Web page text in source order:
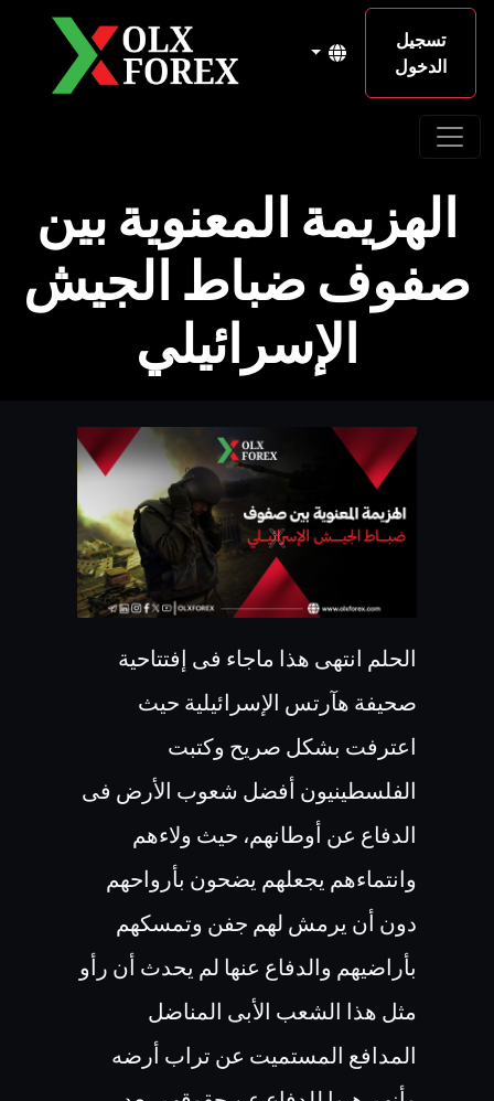
تسجيل
الدخول
الهزيمة المعنوية بين
صفوف ضباط الجيش
الإسرائيلي
الحلم انتهى هذا ماجاء فى إفتتاحية
صحيفة هآرتس الإسرائيلية حيث
اعترفت بشكل صريح وكتبت
الفلسطينيون أفضل شعوب الأرض فى
الدفاع عن أوطانهم، حيث ولاءهم
وانتماءهم يجعلهم يضحون بأرواحهم
دون أن يرمش لهم جفن وتمسكهم
بأراضيهم والدفاع عنها لم يحدث أن رأو
مثل هذا الشعب الأبى المناضل
المدافع المستميت عن تراب أرضه